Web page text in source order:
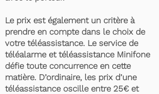
Le prix est également un critère à
prendre en compte dans le choix de
votre téléassistance. Le service de
téléalarme et téléassistance Minifone
défie toute concurrence en cette
matière. D’ordinaire, les prix d’une
téléassistance oscille entre 25€ et